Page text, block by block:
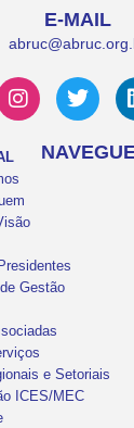
E-MAIL
Gestão
e Setoriais
ICES/MEC